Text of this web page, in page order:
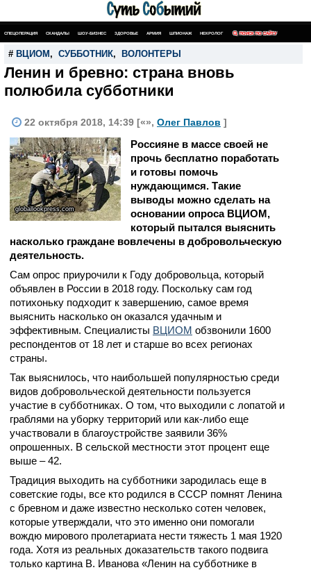
СПЕЦОПЕРАЦИЯ СКАНДАЛЫ ШОУ-БИЗНЕС ЗДОРОВЬЕ АРМИЯ ШПИОНАЖ НЕКРОЛОГ ПОИСК ПО САЙТУ
# ВЦИОМ , СУББОТНИК, ВОЛОНТЕРЫ
Ленин и бревно: страна вновь
полюбила субботники
22 октября 2018, 14:39 [«», Олег Павлов ]
globallookpress.com
Россияне в массе своей не
прочь бесплатно поработать
и готовы помочь
нуждающимся. Такие
выводы можно сделать на
основании опроса ВЦИОМ,
который пытался выяснить
насколько граждане вовлечены в добровольческую
деятельность.
Сам опрос приурочили к Году добровольца, который
объявлен в России в 2018 году. Поскольку сам год
потихоньку подходит к завершению, самое время
выяснить насколько он оказался удачным и
эффективным. Специалисты ВЦИОМ обзвонили 1600
респондентов от 18 лет и старше во всех регионах
страны.
Так выяснилось, что наибольшей популярностью среди
видов добровольческой деятельности пользуется
участие в субботниках. О том, что выходили с лопатой и
граблями на уборку территорий или как-либо еще
участвовали в благоустройстве заявили 36%
опрошенных. В сельской местности этот процент еще
выше – 42.
Традиция выходить на субботники зародилась еще в
советские годы, все кто родился в СССР помнят Ленина
с бревном и даже известно несколько сотен человек,
которые утверждали, что это именно они помогали
вождю мирового пролетариата нести тяжесть 1 мая 1920
года. Хотя из реальных доказательств такого подвига
только картина В. Иванова «Ленин на субботнике в